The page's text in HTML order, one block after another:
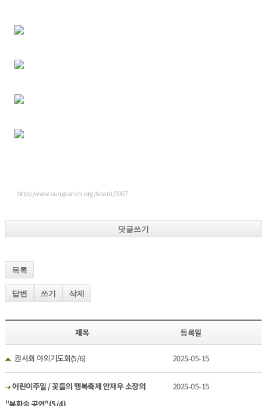
http://www.sungsanch.org/board/3067
댓글쓰기
목록
답변 쓰기 삭제
제목 등록일
권사회 야외기도회(5/6) 2025-05-15
어린이주일 / 꽃들의 행복축제 안재우 소장의
2025-05-15